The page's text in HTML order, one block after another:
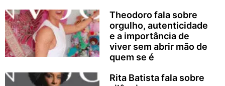
Theodoro fala sobre
orgulho, autenticidade
e a importância de
viver sem abrir mão de
quem se é
Rita Batista fala sobre